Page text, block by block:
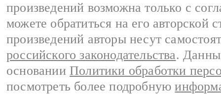
произведений возможна только с
можете обратиться на его авторской
произведений авторы несут
российского законодательства.
основании Политики обработки
посмотреть более подробную